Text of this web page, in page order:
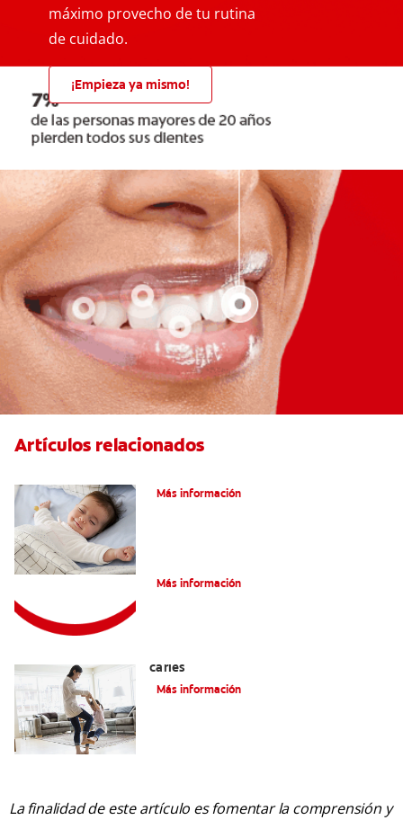
máximo provecho de tu rutina
de cuidado.
¡Empieza ya mismo!
Artículos relacionados
Más información
Más información
caries
Más información
La finalidad de este artículo es fomentar la comprensión y